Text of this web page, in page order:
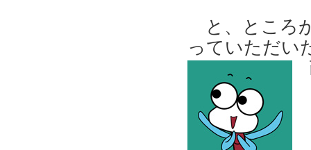
と、ところ
っていただい